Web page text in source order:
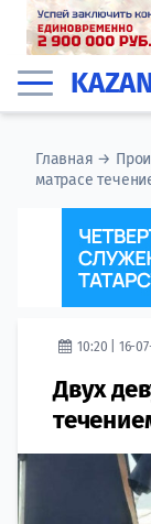
Главная →
матрасе
10:20 | 16-
Двух